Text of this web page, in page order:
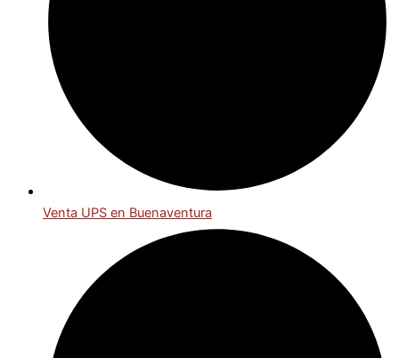
Venta UPS en Buenaventura